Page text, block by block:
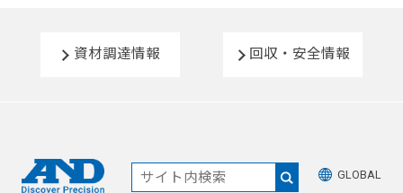
資材調達情報 回収・安全情報
GLOBAL